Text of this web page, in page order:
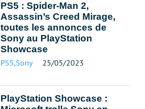
PS5 : Spider-Man 2,
Assassin’s Creed Mirage,
toutes les annonces de
Sony au PlayStation
Showcase
PS5,Sony 25/05/2023
PlayStation Showcase :